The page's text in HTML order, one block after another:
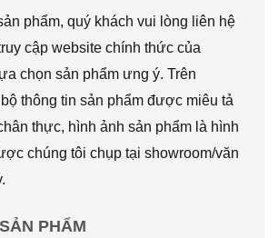
phẩm, quý khách vui lòng liên hệ
cập website chính thức của
chọn sản phẩm ưng ý. Trên
thông tin sản phẩm được miêu tả
thực, hình ảnh sản phẩm là hình
chúng tôi chụp tại showroom/văn
PHẨM